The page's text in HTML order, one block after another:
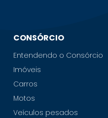
CONSÓRCIO
Entendendo o Consórcio
Imóveis
Carros
Motos
Veículos pesados